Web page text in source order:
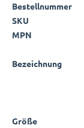
Bestellnummer
SKU
MPN
Bezeichnung
Größe